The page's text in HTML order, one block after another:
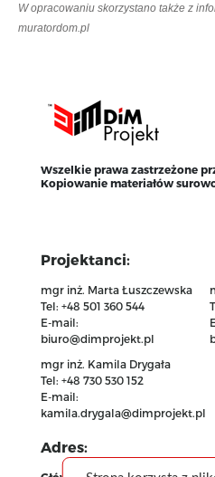
W opracowaniu skorzystano także z
muratordom.pl
Wszelkie prawa zastrzeżone
Kopiowanie materiałów
Projektanci:
mgr inż. Marta Łuszczewska
Tel: +48 501 360 544
E-mail:
biuro@dimprojekt.pl
mgr inż. Kamila Drygała
Tel: +48 730 530 152
E-mail:
kamila.drygala@dimprojekt.pl
Adres: